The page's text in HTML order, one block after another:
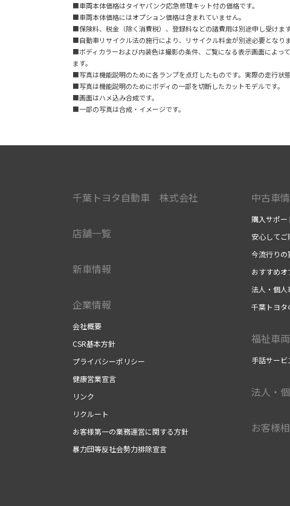
■車両本体価格はタイヤパンク応急修理キット付の価格です。
■車両本体価格にはオプション価格は含まれていません。
■保険料、税金（除く消費税）、登録料などの諸費用は別途申し受けます
■自動車リサイクル法の施行により、リサイクル料金が別途必要となりま
■ボディカラーおよび内装色は撮影の条件、ご覧になる表示画面によっ
ます。
■写真は機能説明のために各ランプを点灯したものです。実際の走行状
■写真は機能説明のためにボディの一部を切断したカットモデルです。
■画面はハメ込み合成です。
■一部の写真は合成・イメージです。
千葉トヨタ自動車 株式会社
店舗一覧
新車情報
企業情報
会社概要
CSR基本方針
プライバシーポリシー
健康営業宣言
リンク
リクルート
お客様第一の業務運営に関する方針
暴力団等反社会勢力排除宣言
中古車
購入サポー
安心してご
今流行りの
おすすめオ
法人・個人
千葉トヨタ
福祉車
手話サービ
法人・
お客様